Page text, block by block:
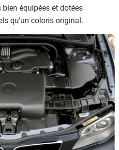
bien équipées et dotées
qu’un coloris original.